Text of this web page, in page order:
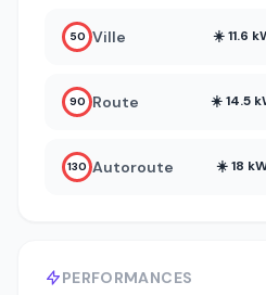
PERFORMANCES
50 Ville ☀️ 11.6
90 Route ☀️ 14.5
130 Autoroute ☀️ 18